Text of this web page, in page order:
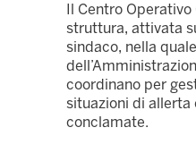
Il Centro Operativo
struttura, attivata
sindaco, nella
coordinano per
situazioni di allerta
conclamate.